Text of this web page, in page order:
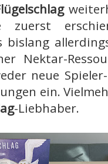
Nektar-
neue
ein.
-Liebhaber.